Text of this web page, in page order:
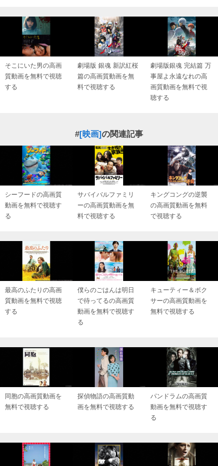
そこにいた男の高画
質動画を無料で視聴
する
劇場版 銀魂 新訳紅桜
篇の高画質動画を無
料で視聴する
劇場版銀魂 完結篇 万
事屋よ永遠なれの高
画質動画を無料で視
聴する
#[映画]の関連記事
シーフードの高画質
動画を無料で視聴す
る
サバイバルファミリ
ーの高画質動画を無
料で視聴する
キングコングの逆襲
の高画質動画を無料
で視聴する
最高のふたりの高画
質動画を無料で視聴
する
僕らのごはんは明日
で待ってるの高画質
動画を無料で視聴す
る
キューティー＆ボク
サーの高画質動画を
無料で視聴する
同胞の高画質動画を
無料で視聴する
探偵物語の高画質動
画を無料で視聴する
パンドラムの高画質
動画を無料で視聴す
る